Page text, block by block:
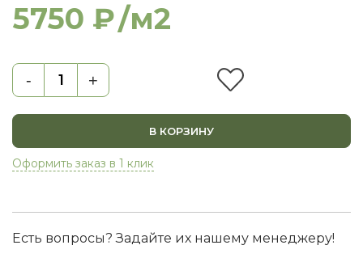
5750 ₽/м2
- +
В КОРЗИНУ
Оформить заказ в 1 клик
Есть вопросы? Задайте их нашему менеджеру!